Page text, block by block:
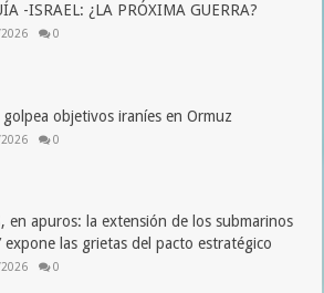
-ISRAEL: ¿LA PRÓXIMA GUERRA?
0
golpea objetivos iraníes en Ormuz
0
en apuros: la extensión de los submarinos
expone las grietas del pacto estratégico
0